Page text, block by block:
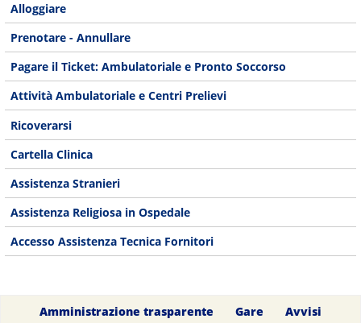
Alloggiare
Prenotare - Annullare
Pagare il Ticket: Ambulatoriale e Pronto Soccorso
Attività Ambulatoriale e Centri Prelievi
Ricoverarsi
Cartella Clinica
Assistenza Stranieri
Assistenza Religiosa in Ospedale
Accesso Assistenza Tecnica Fornitori
Amministrazione trasparente Gare Avvisi